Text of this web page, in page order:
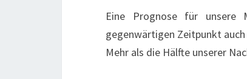
Eine Prognose für unsere
gegenwärtigen Zeitpunkt
Mehr als die Hälfte unserer